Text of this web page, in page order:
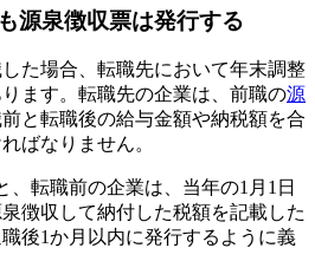
源泉徴収票は発行する
た場合、転職先において年末調整
ます。転職先の企業は、前職の源
と転職後の給与金額や納税額を合
ばなりません。
、転職前の企業は、当年の1月1日
徴収して納付した税額を記載した
後1か月以内に発行するように義